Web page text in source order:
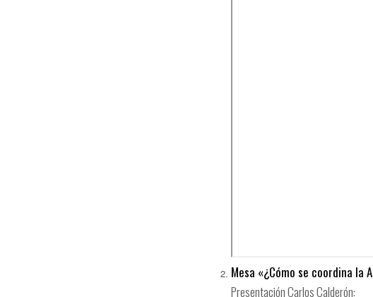
Mesa «¿Cómo se coordina la
Presentación Carlos Calderón: